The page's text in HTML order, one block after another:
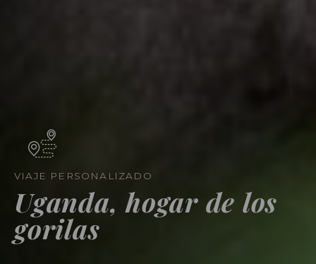
VIAJE PERSONALIZADO
Uganda, hogar de los
gorilas